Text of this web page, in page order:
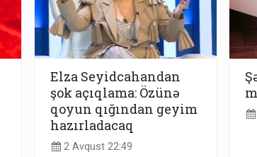
Elza Seyidcahandan
şok açıqlama: Özünə
qoyun qığından geyim
hazırladacaq
2 Avqust 22:49